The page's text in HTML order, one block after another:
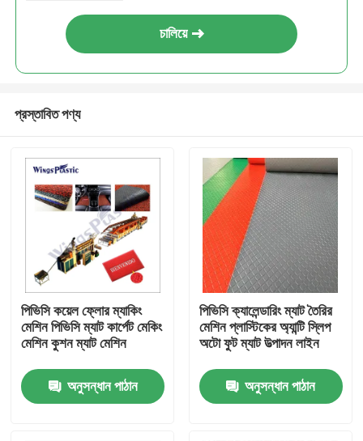
চালিয়ে
প্রস্তাবিত পণ্য
পিভিসি কয়েল ফ্লোর ম্যাকিং
মেশিন পিভিসি ম্যাট কার্পেট মেকিং
মেশিন কুশন ম্যাট মেশিন
অনুসন্ধান পাঠান
পিভিসি ক্যালেন্ডারিং ম্যাট তৈরির
মেশিন প্লাস্টিকের অ্যান্টি স্লিপ
অটো ফুট ম্যাট উত্পাদন লাইন
অনুসন্ধান পাঠান